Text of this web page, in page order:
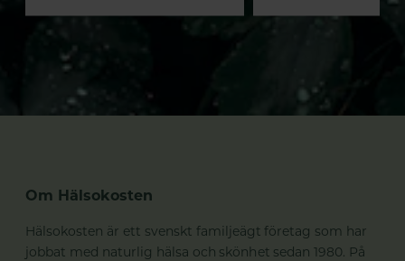
Om Hälsokosten
Hälsokosten är ett svenskt familjeägt företag som har
jobbat med naturlig hälsa och skönhet sedan 1980. På